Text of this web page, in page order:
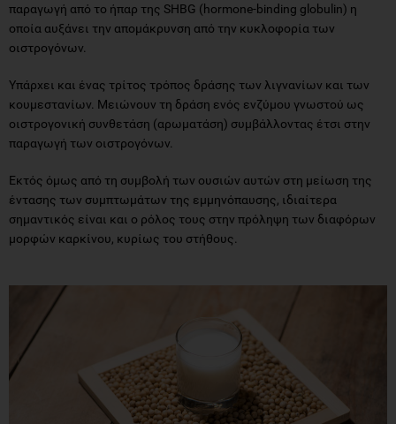
παραγωγή από το ήπαρ της SHBG (hormone-binding globulin) η
οποία αυξάνει την απομάκρυνση από την κυκλοφορία των
οιστρογόνων.
Υπάρχει και ένας τρίτος τρόπος δράσης των λιγνανίων και των
κουμεστανίων. Μειώνουν τη δράση ενός ενζύμου γνωστού ως
οιστρογονική συνθετάση (αρωματάση) συμβάλλοντας έτσι στην
παραγωγή των οιστρογόνων.
Εκτός όμως από τη συμβολή των ουσιών αυτών στη μείωση της
έντασης των συμπτωμάτων της εμμηνόπαυσης, ιδιαίτερα
σημαντικός είναι και ο ρόλος τους στην πρόληψη των διαφόρων
μορφών καρκίνου, κυρίως του στήθους.